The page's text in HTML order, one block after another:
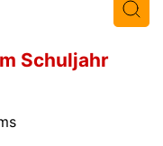
Schuljahr